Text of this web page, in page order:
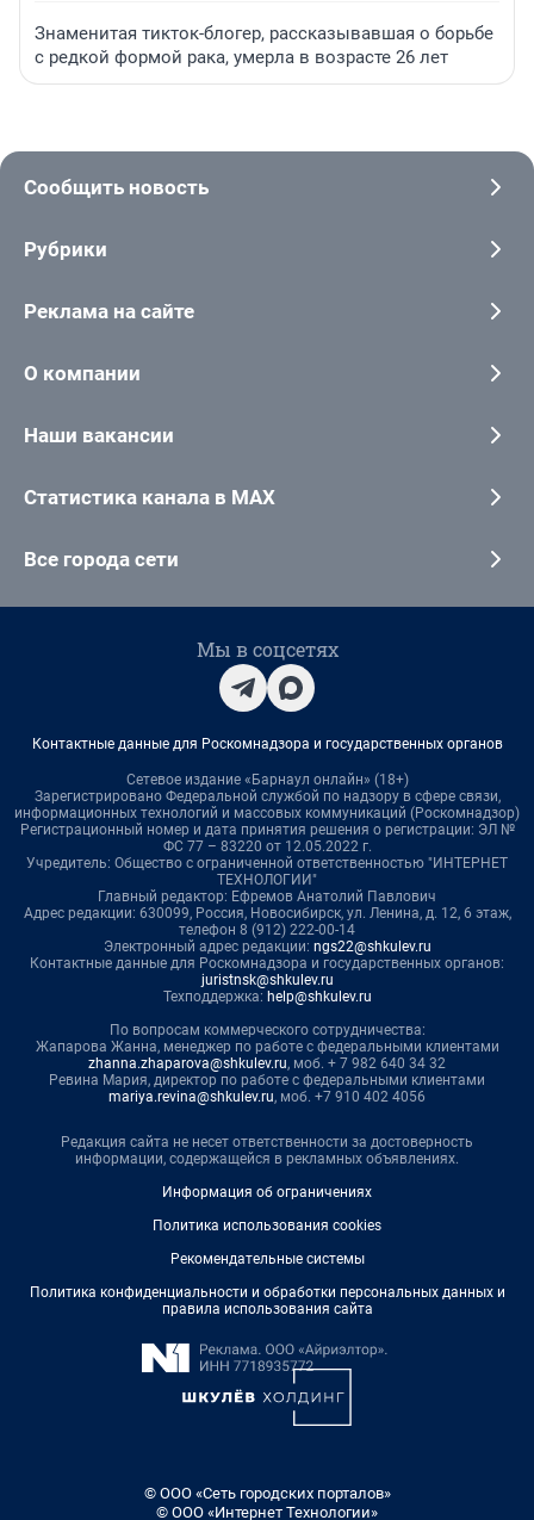
Знаменитая тикток-блогер, рассказывавшая о борьбе
с редкой формой рака, умерла в возрасте 26 лет
Сообщить новость
Рубрики
Реклама на сайте
О компании
Наши вакансии
Статистика канала в MAX
Все города сети
Мы в соцсетях
Контактные данные для Роскомнадзора и государственных органов
Сетевое издание «Барнаул онлайн» (18+)
Зарегистрировано Федеральной службой по надзору в сфере связи,
информационных технологий и массовых коммуникаций (Роскомнадзор)
Регистрационный номер и дата принятия решения о регистрации: ЭЛ №
ФС 77 – 83220 от 12.05.2022 г.
Учредитель: Общество с ограниченной ответственностью "ИНТЕРНЕТ
ТЕХНОЛОГИИ"
Главный редактор: Ефремов Анатолий Павлович
Адрес редакции: 630099, Россия, Новосибирск, ул. Ленина, д. 12, 6 этаж,
телефон 8 (912) 222-00-14
Электронный адрес редакции: ngs22@shkulev.ru
Контактные данные для Роскомнадзора и государственных органов:
juristnsk@shkulev.ru
Техподдержка: help@shkulev.ru
По вопросам коммерческого сотрудничества:
Жапарова Жанна, менеджер по работе с федеральными клиентами
zhanna.zhaparova@shkulev.ru, моб. + 7 982 640 34 32
Ревина Мария, директор по работе с федеральными клиентами
mariya.revina@shkulev.ru, моб. +7 910 402 4056
Редакция сайта не несет ответственности за достоверность
информации, содержащейся в рекламных объявлениях.
Информация об ограничениях
Политика использования cookies
Рекомендательные системы
Политика конфиденциальности и обработки персональных данных и
правила использования сайта
© ООО «Сеть городских порталов»
© ООО «Интернет Технологии»